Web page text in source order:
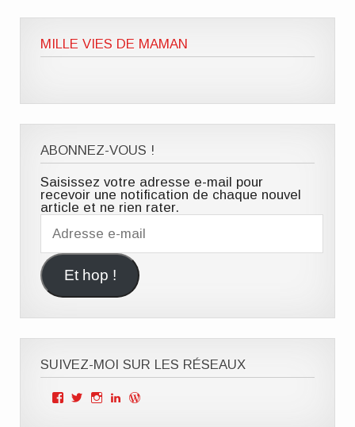
MILLE VIES DE MAMAN
ABONNEZ-VOUS !
Saisissez votre adresse e-mail pour
recevoir une notification de chaque nouvel
article et ne rien rater.
Adresse
Et hop !
SUIVEZ-MOI SUR LES RÉSEAUX
Voir VoirVoir Voir